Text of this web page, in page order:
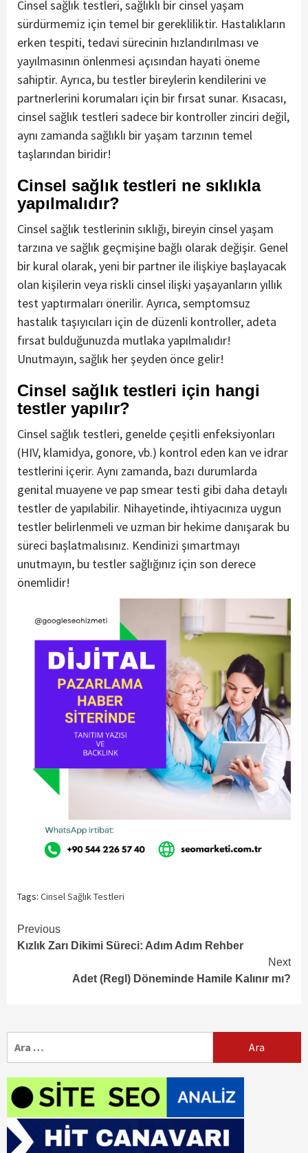
Cinsel sağlık testleri, sağlıklı bir cinsel yaşam
sürdürmemiz için temel bir gerekliliktir. Hastalıkların
erken tespiti, tedavi sürecinin hızlandırılması ve
yayılmasının önlenmesi açısından hayati öneme
sahiptir. Ayrıca, bu testler bireylerin kendilerini ve
partnerlerini korumaları için bir fırsat sunar. Kısacası,
cinsel sağlık testleri sadece bir kontroller zinciri değil,
aynı zamanda sağlıklı bir yaşam tarzının temel
taşlarından biridir!
Cinsel sağlık testleri ne sıklıkla
yapılmalıdır?
Cinsel sağlık testlerinin sıklığı, bireyin cinsel yaşam
tarzına ve sağlık geçmişine bağlı olarak değişir. Genel
bir kural olarak, yeni bir partner ile ilişkiye başlayacak
olan kişilerin veya riskli cinsel ilişki yaşayanların yıllık
test yaptırmaları önerilir. Ayrıca, semptomsuz
hastalık taşıyıcıları için de düzenli kontroller, adeta
fırsat bulduğunuzda mutlaka yapılmalıdır!
Unutmayın, sağlık her şeyden önce gelir!
Cinsel sağlık testleri için hangi
testler yapılır?
Cinsel sağlık testleri, genelde çeşitli enfeksiyonları
(HIV, klamidya, gonore, vb.) kontrol eden kan ve idrar
testlerini içerir. Aynı zamanda, bazı durumlarda
genital muayene ve pap smear testi gibi daha detaylı
testler de yapılabilir. Nihayetinde, ihtiyacınıza uygun
testler belirlenmeli ve uzman bir hekime danışarak bu
süreci başlatmalısınız. Kendinizi şımartmayı
unutmayın, bu testler sağlığınız için son derece
önemlidir!
Tags: Cinsel Sağlık Testleri
Continue
Reading
Previous
Kızlık Zarı Dikimi Süreci: Adım Adım Rehber
Next
Adet (Regl) Döneminde Hamile Kalınır mı?